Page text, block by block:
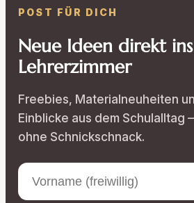
POST FÜR DICH
Neue Ideen direkt ins
Lehrerzimmer
Freebies, Materialneuheiten
Einblicke aus dem Schulalltag
ohne Schnickschnack.